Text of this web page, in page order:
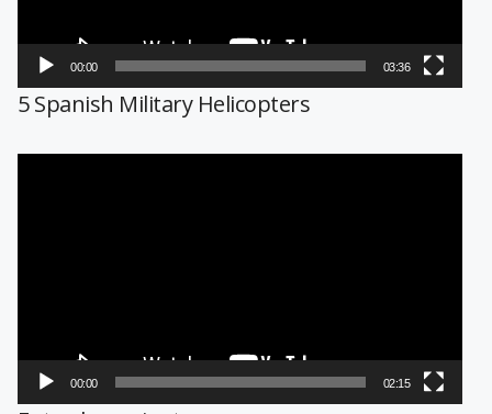
00:00 03:36
5 Spanish Military Helicopters
00:00 02:15